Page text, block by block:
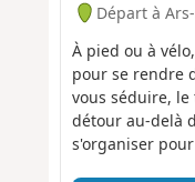
Départ à
À pied ou à
pour se rendre
vous séduire,
détour au-delà
s'organiser